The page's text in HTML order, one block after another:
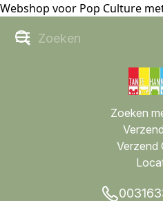
Webshop voor Pop Culture
Zoeken
Verzend